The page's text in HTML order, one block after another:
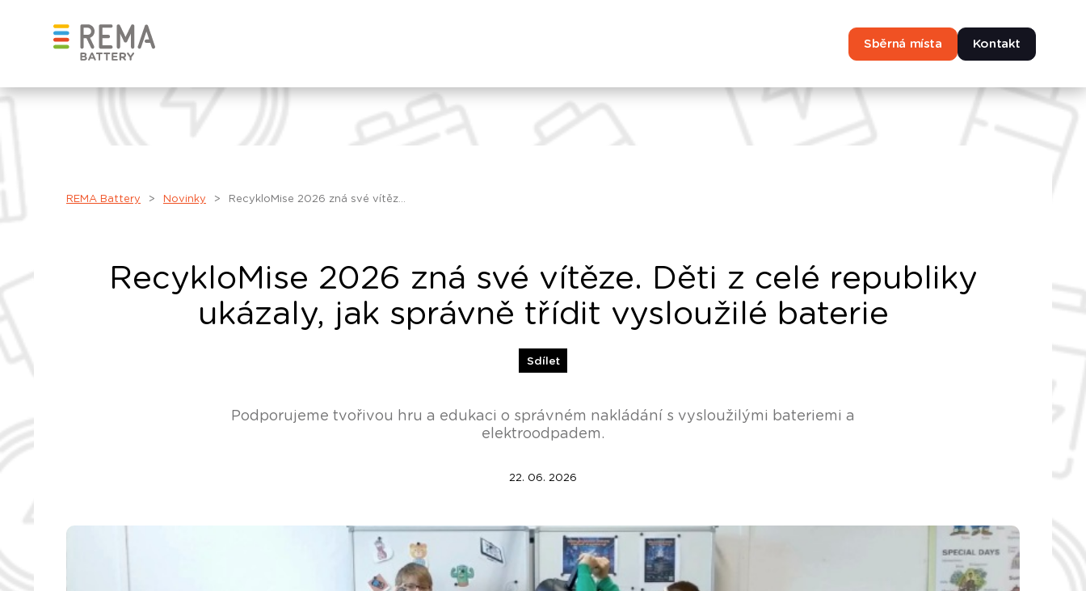
Sběrná místa Kontakt
REMA Battery > Novinky > RecykloMise 2026 zná své vítěz...
RecykloMise 2026 zná své vítěze. Děti z celé republiky
ukázaly, jak správně třídit vysloužilé baterie
Sdílet
Podporujeme tvořivou hru a edukaci o správném nakládání s vysloužilými bateriemi a
elektroodpadem.
22. 06. 2026